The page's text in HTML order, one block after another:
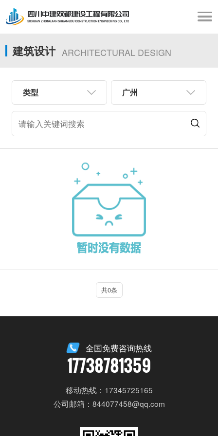
建筑设计 ARCHITECTURAL DESIGN
类型 广州
共0条
全国免费咨询热线
17738781359
移动热线：17345725165
公司邮箱：844077458@qq.com